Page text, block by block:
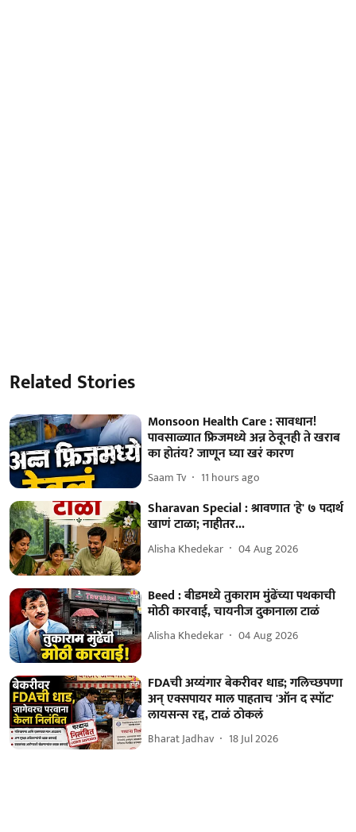
Related Stories
Monsoon Health Care : सावधान!
पावसाळ्यात फ्रिजमध्ये अन्न ठेवूनही ते खराब
का होतंय? जाणून घ्या खरं कारण
Saam Tv 11 hours ago
Sharavan Special : श्रावणात 'हे' ७ पदार्थ
खाणं टाळा; नाहीतर...
Alisha Khedekar 04 Aug 2026
Beed : बीडमध्ये तुकाराम मुंढेंच्या पथकाची
मोठी कारवाई, चायनीज दुकानाला टाळं
Alisha Khedekar 04 Aug 2026
FDAची अय्यंगार बेकरीवर धाड; गलिच्छपणा
अन् एक्सपायर माल पाहताच 'ऑन द स्पॉट'
लायसन्स रद्द, टाळं ठोकलं
Bharat Jadhav 18 Jul 2026